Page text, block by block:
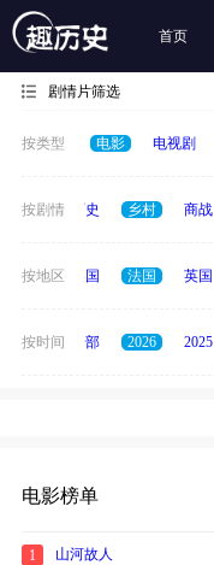
首页
剧情片筛选
按类型 电影 电视剧
按剧情
奇幻 历史 乡村 商战
按地区
中国 美国 法国 英国
按时间 全部 2026 2025
电影榜单
1 山河故人